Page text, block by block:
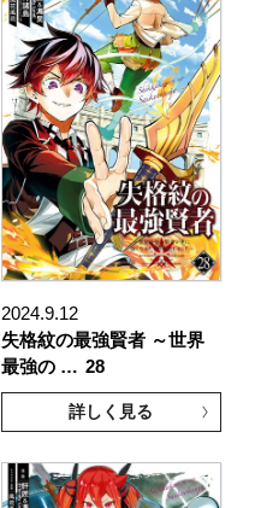
2024.9.12
失格紋の最強賢者 ～世界
最強の … 28
詳しく見る